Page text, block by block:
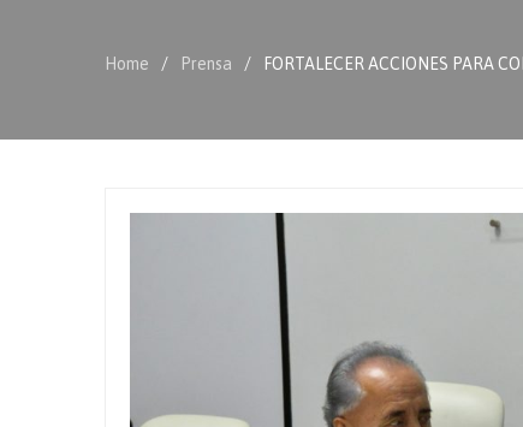
Home Prensa FORTALECER ACCIONES PARA